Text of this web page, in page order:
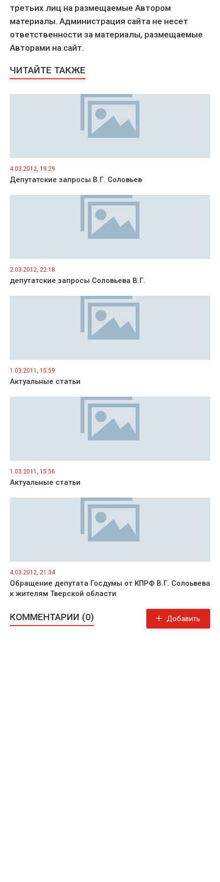
третьих лиц на размещаемые Автором
материалы. Администрация сайта не несет
ответственности за материалы, размещаемые
Авторами на сайт.
ЧИТАЙТЕ ТАКЖЕ
4.03.2012, 19:29
Депутатские запросы В.Г. Соловьев
2.03.2012, 22:18
депутатские запросы Соловьева В.Г.
1.03.2011, 15:59
Актуальные статьи
1.03.2011, 15:56
Актуальные статьи
4.03.2012, 21:34
Обращение депутата Госдумы от КПРФ В.Г. Солоьвева
к жителям Тверской области
КОММЕНТАРИИ (0) Добавить